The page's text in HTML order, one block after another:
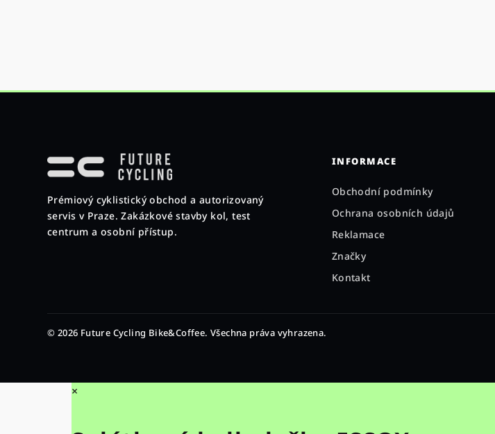
Prémiový cyklistický obchod a autorizovaný
servis v Praze. Zakázkové stavby kol, test
centrum a osobní přístup.
INFORMACE
Obchodní podmínky
Ochrana osobních údajů
Reklamace
Značky
Kontakt
© 2026 Future Cycling Bike&Coffee. Všechna práva vyhrazena.
×